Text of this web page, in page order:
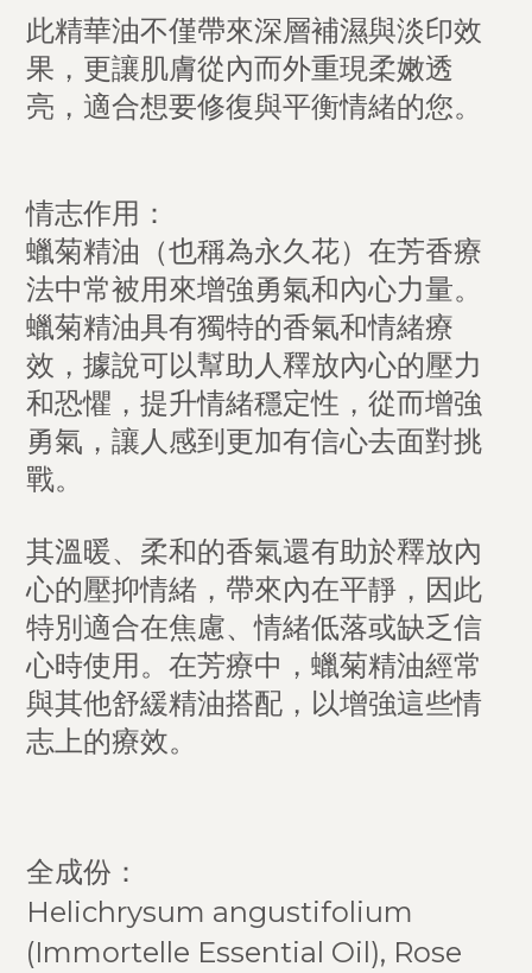
此精華油不僅帶來深層補濕與淡印效
果，更讓肌膚從內而外重現柔嫩透
亮，適合想要修復與平衡情緒的您。
情志作用：
蠟菊精油（也稱為永久花）在芳香療
法中常被用來增強勇氣和內心力量。
蠟菊精油具有獨特的香氣和情緒療
效，據說可以幫助人釋放內心的壓力
和恐懼，提升情緒穩定性，從而增強
勇氣，讓人感到更加有信心去面對挑
戰。
其溫暖、柔和的香氣還有助於釋放內
心的壓抑情緒，帶來內在平靜，因此
特別適合在焦慮、情緒低落或缺乏信
心時使用。在芳療中，蠟菊精油經常
與其他舒緩精油搭配，以增強這些情
志上的療效。
全成份：
Helichrysum angustifolium
(Immortelle Essential Oil), Rose